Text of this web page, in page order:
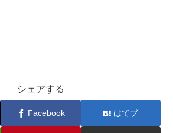
シェアする
Facebook はてブ